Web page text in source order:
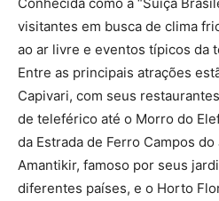
visitantes em busca de clima
ao ar livre e eventos típicos da
Entre as principais atrações
Capivari, com seus
de teleférico até o Morro do
da Estrada de Ferro Campos
Amantikir, famoso por seus
diferentes países, e o Horto